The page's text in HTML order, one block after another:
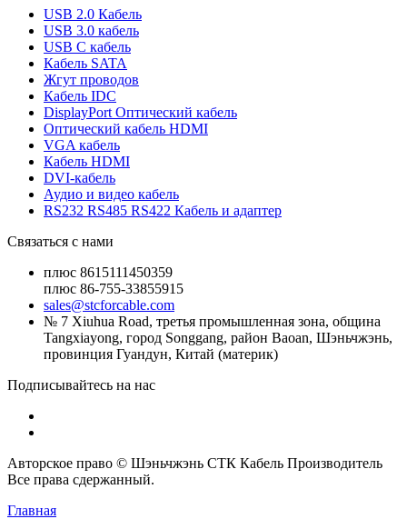
USB 2.0 Кабель
USB 3.0 кабель
USB C кабель
Кабель SATA
Жгут проводов
Кабель IDC
DisplayPort Оптический кабель
Оптический кабель HDMI
VGA кабель
Кабель HDMI
DVI-кабель
Аудио и видео кабель
RS232 RS485 RS422 Кабель и адаптер
Связаться с нами
плюс 8615111450359
плюс 86-755-33855915
sales@stcforcable.com
№ 7 Xiuhua Road, третья промышленная зона, община
Tangxiayong, город Songgang, район Baoan, Шэньчжэнь,
провинция Гуандун, Китай (материк)
Подписывайтесь на нас
Авторское право © Шэньчжэнь СТК Кабель Производитель
Все права сдержанный.
Главная